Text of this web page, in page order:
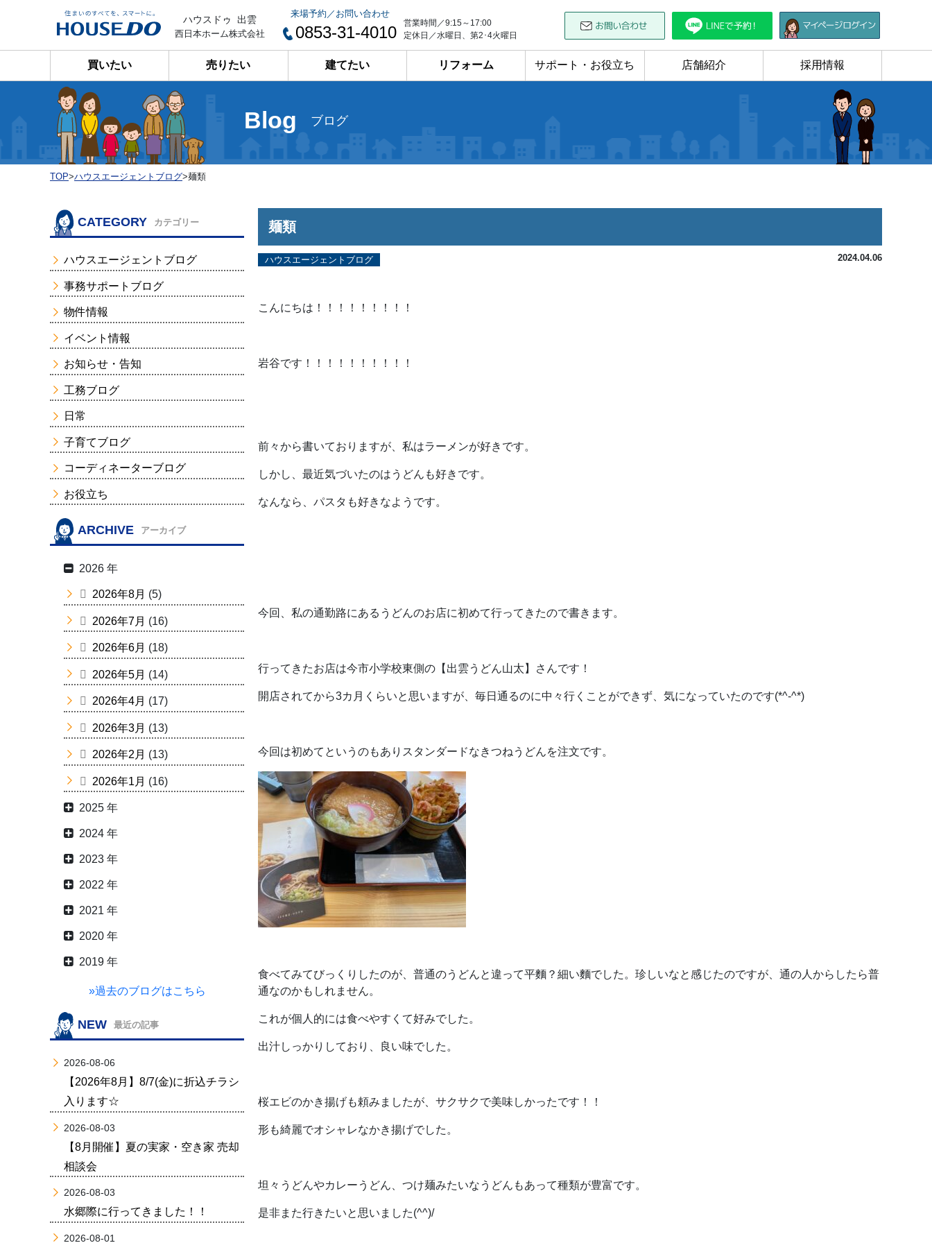
ハウスドゥ 出雲
西日本ホーム株式会社
来場予約／お問い合わせ
0853-31-4010
営業時間／9:15～17:00
定休日／水曜日、第2･4火曜日
買いたい 売りたい 建てたい リフォーム サポート・お役立ち 店舗紹介 採用情報
Blog ブログ
TOP>ハウスエージェントブログ>麺類
麺類
ハウスエージェントブログ 2024.04.06
こんにちは！！！！！！！！！
岩谷です！！！！！！！！！！
前々から書いておりますが、私はラーメンが好きです。
しかし、最近気づいたのはうどんも好きです。
なんなら、パスタも好きなようです。
今回、私の通勤路にあるうどんのお店に初めて行ってきたので書きます。
行ってきたお店は今市小学校東側の【出雲うどん山太】さんです！
開店されてから3カ月くらいと思いますが、毎日通るのに中々行くことができず、気になっていたのです(*^-^*)
今回は初めてというのもありスタンダードなきつねうどんを注文です。
食べてみてびっくりしたのが、普通のうどんと違って平麵？細い麵でした。珍しいなと感じたのですが、通の人からしたら普
通なのかもしれません。
これが個人的には食べやすくて好みでした。
出汁しっかりしており、良い味でした。
桜エビのかき揚げも頼みましたが、サクサクで美味しかったです！！
形も綺麗でオシャレなかき揚げでした。
坦々うどんやカレーうどん、つけ麺みたいなうどんもあって種類が豊富です。
是非また行きたいと思いました(^^)/
CATEGORY カテゴリー
ハウスエージェントブログ
事務サポートブログ
物件情報
イベント情報
お知らせ・告知
工務ブログ
日常
子育てブログ
コーディネーターブログ
お役立ち
ARCHIVE アーカイブ
2026 年
2026年8月 (5)
2026年7月 (16)
2026年6月 (18)
2026年5月 (14)
2026年4月 (17)
2026年3月 (13)
2026年2月 (13)
2026年1月 (16)
2025 年
2024 年
2023 年
2022 年
2021 年
2020 年
2019 年
»過去のブログはこちら
NEW 最近の記事
2026-08-06
【2026年8月】8/7(金)に折込チラシ
入ります☆
2026-08-03
【8月開催】夏の実家・空き家 売却
相談会
2026-08-03
水郷際に行ってきました！！
2026-08-01